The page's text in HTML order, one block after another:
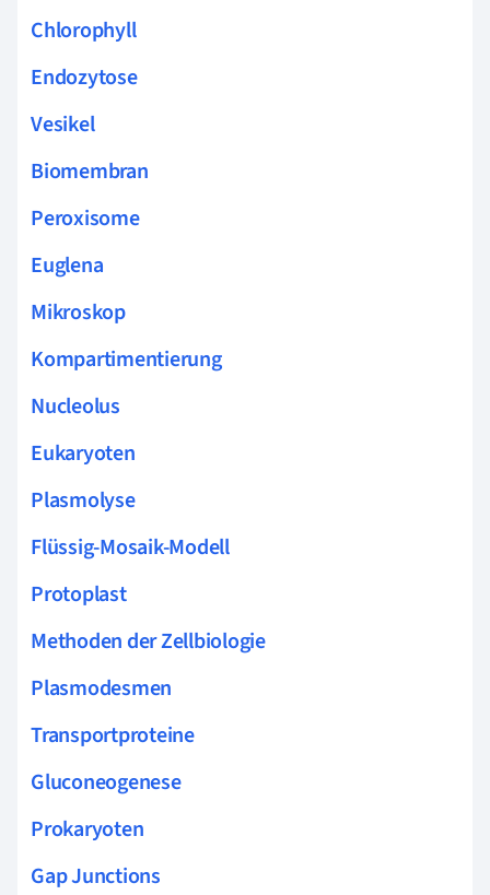
Chlorophyll
Endozytose
Vesikel
Biomembran
Peroxisome
Euglena
Mikroskop
Kompartimentierung
Nucleolus
Eukaryoten
Plasmolyse
Flüssig-Mosaik-Modell
Protoplast
Methoden der Zellbiologie
Plasmodesmen
Transportproteine
Gluconeogenese
Prokaryoten
Gap Junctions